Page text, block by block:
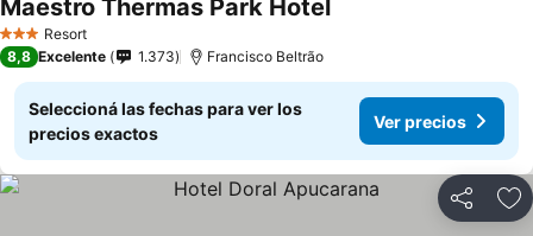
3 EstrellasResort
Maestro Thermas Park Hotel
8,8 Excelente 1.373 Francisco Beltrão
Seleccioná las fechas para ver los
precios exactos
Ver precios
Compartir